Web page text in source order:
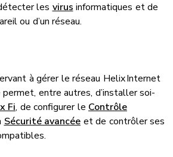
les virus informatiques et de
ou d’un réseau.
à gérer le réseau Helix Internet
entre autres, d’installer soi-
Fi, de configurer le Contrôle
Sécurité avancée et de contrôler ses